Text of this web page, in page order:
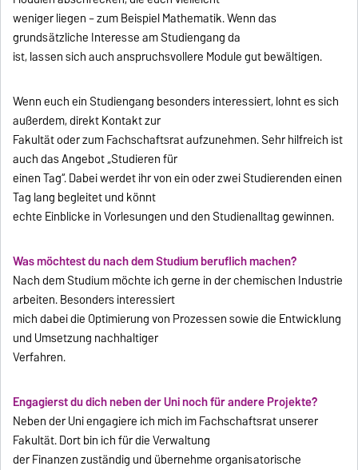
weniger liegen – zum Beispiel Mathematik. Wenn das
grundsätzliche Interesse am Studiengang da
ist, lassen sich auch anspruchsvollere Module gut bewältigen.
Wenn euch ein Studiengang besonders interessiert, lohnt es sich
außerdem, direkt Kontakt zur
Fakultät oder zum Fachschaftsrat aufzunehmen. Sehr hilfreich ist
auch das Angebot „Studieren für
einen Tag“. Dabei werdet ihr von ein oder zwei Studierenden einen
Tag lang begleitet und könnt
echte Einblicke in Vorlesungen und den Studienalltag gewinnen.
Was möchtest du nach dem Studium beruflich machen?
Nach dem Studium möchte ich gerne in der chemischen Industrie
arbeiten. Besonders interessiert
mich dabei die Optimierung von Prozessen sowie die Entwicklung
und Umsetzung nachhaltiger
Verfahren.
Engagierst du dich neben der Uni noch für andere Projekte?
Neben der Uni engagiere ich mich im Fachschaftsrat unserer
Fakultät. Dort bin ich für die Verwaltung
der Finanzen zuständig und übernehme organisatorische